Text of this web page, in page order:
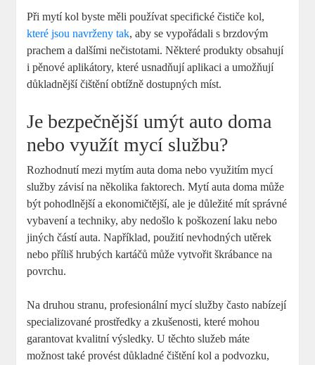
Při mytí kol byste měli používat specifické čističe kol,
které jsou navrženy tak, aby se vypořádali s brzdovým
prachem a dalšími nečistotami. Některé produkty obsahují
i pěnové aplikátory, které usnadňují aplikaci a umožňují
důkladnější čištění obtížně dostupných míst.
Je bezpečnější umýt auto doma
nebo využít mycí službu?
Rozhodnutí mezi mytím auta doma nebo využitím mycí
služby závisí na několika faktorech. Mytí auta doma může
být pohodlnější a ekonomičtější, ale je důležité mít správné
vybavení a techniky, aby nedošlo k poškození laku nebo
jiných částí auta. Například, použití nevhodných utěrek
nebo příliš hrubých kartáčů může vytvořit škrábance na
povrchu.
Na druhou stranu, profesionální mycí služby často nabízejí
specializované prostředky a zkušenosti, které mohou
garantovat kvalitní výsledky. U těchto služeb máte
možnost také provést důkladné čištění kol a podvozku,